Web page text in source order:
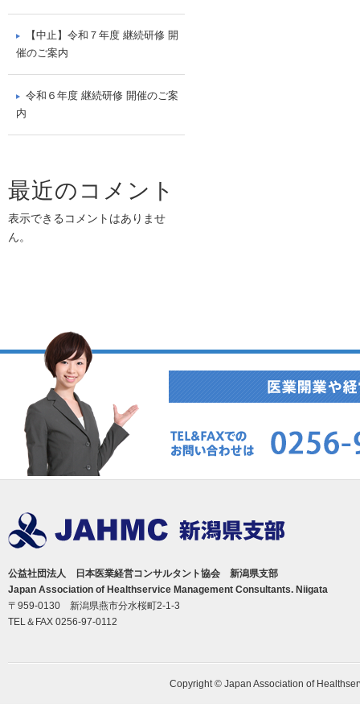
【中止】令和７年度 継続研修 開
催のご案内
令和６年度 継続研修 開催のご案
内
最近のコメント
表示できるコメントはありませ
ん。
公益社団法人 日本医業経営コンサルタント協会 新潟県支部
Japan Association of Healthservice Management Consultants. Niigata
〒959-0130 新潟県燕市分水桜町2-1-3
TEL＆FAX 0256-97-0112
Copyright © Japan Association of